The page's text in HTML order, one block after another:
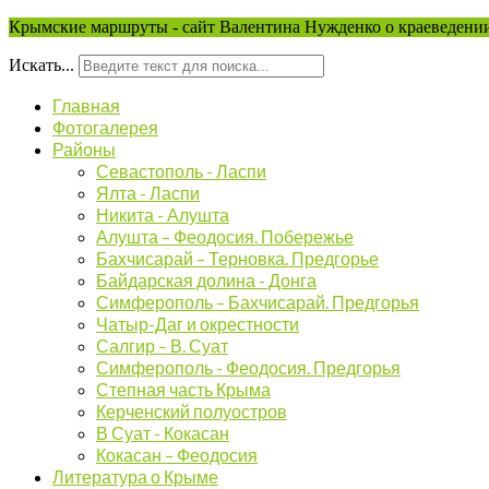
Крымские маршруты - сайт Валентина Нужденко о
Искать...
Главная
Фотогалерея
Районы
Севастополь - Ласпи
Ялта - Ласпи
Никита - Алушта
Алушта – Феодосия. Побережье
Бахчисарай – Терновка. Предгорье
Байдарская долина - Донга
Симферополь – Бахчисарай. Предгорья
Чатыр-Даг и окрестности
Салгир – В. Суат
Симферополь - Феодосия. Предгорья
Степная часть Крыма
Керченский полуостров
В Суат - Кокасан
Кокасан – Феодосия
Литература о Крыме